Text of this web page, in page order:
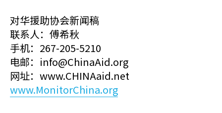
对华援助协会新闻稿
联系人：傅希秋
手机：267-205-5210
电邮：info@ChinaAid.org
网址：www.CHINAaid.net
www.MonitorChina.org